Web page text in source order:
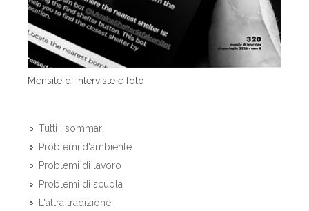
Mensile di interviste e foto
Tutti i sommari
Problemi d'ambiente
Problemi di lavoro
Problemi di scuola
L'altra tradizione